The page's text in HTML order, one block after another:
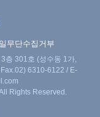
무단수집거부
층 301호 (성수동 1가,
Fax.02) 6310-6122 / E-
Rights Reserved.